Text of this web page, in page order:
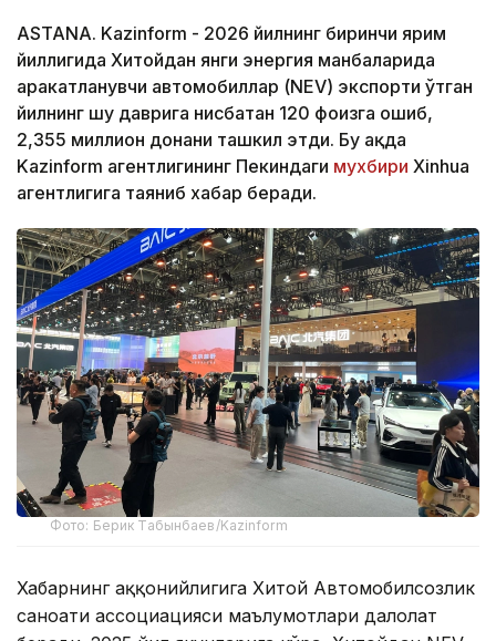
ASTANA. Kazinform - 2026 йилнинг биринчи ярим
йиллигида Хитойдан янги энергия манбаларида
ҳаракатланувчи автомобиллар (NEV) экспорти ўтган
йилнинг шу даврига нисбатан 120 фоизга ошиб,
2,355 миллион донани ташкил этди. Бу ҳақда
Kazinform агентлигининг Пекиндаги мухбири Xinhua
агентлигига таяниб хабар беради.
Фото: Берик Табынбаев/Kazinform
Хабарнинг ҳаққонийлигига Хитой Автомобилсозлик
саноати ассоциацияси маълумотлари далолат